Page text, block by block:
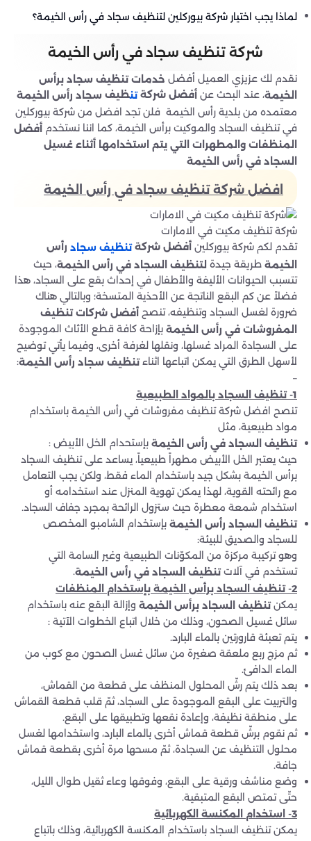
لماذا يجب اختيار شركة بيوركلين لتنظيف سجاد في رأس الخيمة؟
شركة تنظيف سجاد في رأس الخيمة
نقدم لك عزيزي العميل أفضل خدمات تنظيف سجاد برأس
الخيمة، عند البحث عن أفضل شركةتنظيف سجاد رأس الخيمة
معتمده من بلدية رأس الخيمة فلن تجد افضل من شركة بيوركلين
في تنظيف السجاد والموكيت برأس الخيمة، كما اننا نستخدم أفضل
المنظفات والمطهرات التي يتم استخدامها أثناء غسيل
السجاد في رأس الخيمة
افضل شركة تنظيف سجاد في رأس الخيمة
شركة تنظيف مكيت في الامارات
تقدم لكم شركة بيوركلين أفضل شركةتنظيف سجاد رأس
الخيمة طريقة جيدة لتنظيف السجاد في رأس الخيمة، حيث
تتسبب الحيوانات الأليفة والأطفال في إحداث بقع على السجاد، هذا
فضلاً عن كم البقع الناتجة عن الأحذية المتسخة؛ وبالتالي هناك
ضرورة لغسل السجاد وتنظيفه، تنصح أفضل شركات تنظيف
المفروشات في رأس الخيمة بإزاحة كافة قطع الأثاث الموجودة
على السجادة المراد غسلها، ونقلها لغرفة أخرى، وفيما يأتي توضيح
لأسهل الطرق التي يمكن اتباعها اثناءتنظيف سجاد رأس الخيمة:
–
1- تنظيف السجاد بالمواد الطبيعية
تنصح افضل شركة تنظيف مفروشات في رأس الخيمة باستخدام
مواد طبيعية، مثل
تنظيف السجاد في رأس الخيمة بإستحدام الخل الأبيض :
حيث يعتبر الخل الأبيض مطهراً طبيعياً، يساعد على تنظيف السجاد
برأس الخيمة بشكل جيد باستخدام الماء فقط، ولكن يجب التعامل
مع رائحته القوية، لهذا يمكن تهوية المنزل عند استخدامه أو
استخدام شمعة معطرة حيث ستزول الرائحة بمجرد جفاف السجاد.
تنظيف السجاد رأس الخيمة بإستخدام الشامبو المخصص
للسجاد والصديق للبيئة:
وهو تركيبة مركزة من المكوّنات الطبيعية وغير السامة التي
تستخدم في آلاتتنظيف السجاد في رأس الخيمة.
2- تنظيف السجاد برأس الخيمة بإستخدام المنظفات
يمكنتنظيف السجاد برأس الخيمة وإزالة البقع عنه باستخدام
سائل غسيل الصحون، وذلك من خلال اتباع الخطوات الآتية :
يتم تعبئة قارورتين بالماء البارد.
ثم مزج ربع ملعقة صغيرة من سائل غسل الصحون مع كوب من
الماء الدافئ.
بعد ذلك يتم رشّ المحلول المنظف على قطعة من القماش،
والتربيت على البقع الموجودة على السجاد، ثمّ قلب قطعة القماش
على منطقة نظيفة، وإعادة نقعها وتطبيقها على البقع.
ثم نقوم برشّ قطعة قماش أخرى بالماء البارد، واستخدامها لغسل
محلول التنظيف عن السجادة، ثمّ مسحها مرة أخرى بقطعة قماش
جافة.
وضع مناشف ورقية على البقع، وفوقها وعاء ثقيل طوال الليل،
حتّى تمتص البقع المتبقية.
3- استخدام المكنسة الكهربائية
يمكن تنظيف السجاد باستخدام المكنسة الكهربائية، وذلك باتباع